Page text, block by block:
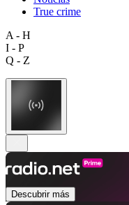
True crime
A - H
I - P
Q - Z
Descubrir más